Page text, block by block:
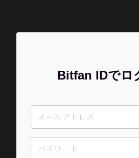
Bitfan IDでロ